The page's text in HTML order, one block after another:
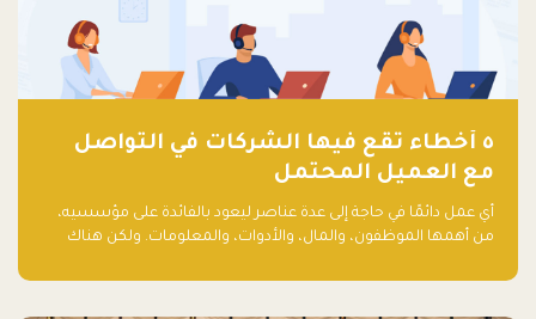
٥ أخطاء تقع فيها الشركات في التواصل
مع العميل المحتمل
أي عمل دائمًا في حاجة إلى عدة عناصر ليعود بالفائدة على مؤسسيه،
من أهمها الموظفون، والمال، والأدوات، والمعلومات. ولكن هناك
أساسه ذلك العمل.